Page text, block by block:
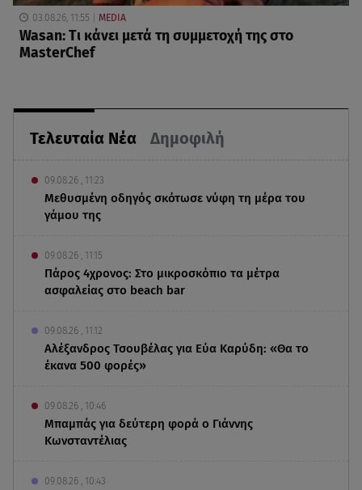
Τελευταία Νέα Δημοφιλή
09.08.26 , 11:23
Μεθυσμένη οδηγός σκότωσε νύφη τη μέρα του
γάμου της
09.08.26 , 11:15
Πάρος 4χρονος: Στο μικροσκόπιο τα μέτρα
ασφαλείας στο beach bar
09.08.26 , 11:12
Αλέξανδρος Τσουβέλας για Εύα Καρύδη: «Θα το
έκανα 500 φορές»
09.08.26 , 10:46
Μπαμπάς για δεύτερη φορά ο Γιάννης
Κωνσταντέλιας
09.08.26 , 10:43
03.08.26, 11:55 MEDIA
Wasan: Tι κάνει μετά τη συμμετοχή της στο
MasterChef